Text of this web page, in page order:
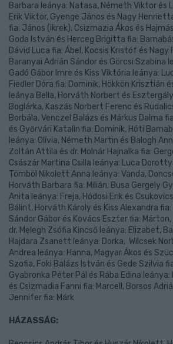
Barbara leánya: Natasa, Németh Viktor és
Erik Viktor, Gyenge János és Nagy
fia: János (ikrek), Csizmazia Ákos és
Goda István és Herceg Brigitta fia:
Dávid Luca fia: Ábel, Kocsis Kristóf és Nagy
Baranyai Adrián Sándor és Görcsi Szabina
Gadó Gábor Imre és Kiss Viktória leánya:
Fiedler Dóra fia: Dominik, Hökkön Krisztián
leánya Bella, Horváth Norbert és
Boglárka, Kaszás Norbert Ferenc és
Borbála, Venczel Balázs és Márkus Dalma
és Győrvári Katalin fia: Dominik, Hóti
leánya: Olívia, Németh Martin és Balogh
Zoltán Attila és dr. Molnár Hajnalka fia:
Császár Martina Csilla leánya: Luca
Tömböl Nikolett Anna leánya: Vanda,
Horváth Barbara fia: Milián, Busa Gergely
Anita leánya: Freja, Hódosi Erik és
Bálint, Horváth Károly és Kiss Alexandra
Sándor Gábor és Kovács Eszter fia: Márton,
dr. Melegh Zsófia Kincső leánya: Elizabet,
Hajdara Zsanett leánya: Dorka, Wilcsek
Andrea leánya: Hanna, Magyar Ákos és
Szofia, Foki Balázs István és Gede Szilvia
Gyabronka Péter Pál és Rába Edina leánya:
és Csizmadia Fanni fia: Marcell, Borsos
Jennifer fia: Márk
HÁZASSÁG: